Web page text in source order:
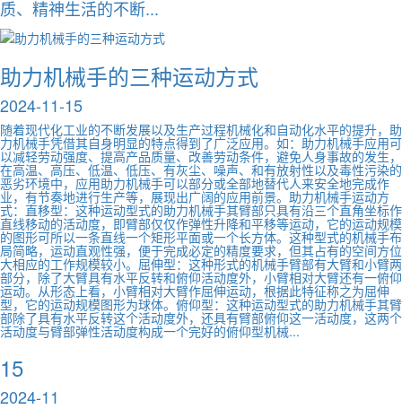
质、精神生活的不断...
助力机械手的三种运动方式
2024-11-15
随着现代化工业的不断发展以及生产过程机械化和自动化水平的提升，助
力机械手凭借其自身明显的特点得到了广泛应用。如：助力机械手应用可
以减轻劳动强度、提高产品质量、改善劳动条件，避免人身事故的发生，
在高温、高压、低温、低压、有灰尘、噪声、和有放射性以及毒性污染的
恶劣环境中，应用助力机械手可以部分或全部地替代人来安全地完成作
业，有节奏地进行生产等，展现出广阔的应用前景。助力机械手运动方
式：直移型：这种运动型式的助力机械手其臂部只具有沿三个直角坐标作
直线移动的活动度，即臂部仅仅作弹性升降和平移等运动，它的运动规模
的图形可所以一条直线一个矩形平面或一个长方体。这种型式的机械手布
局简略，运动直观性强，便于完成必定的精度要求，但其占有的空间方位
大相应的工作规模较小。屈伸型：这种形式的机械手臂部有大臂和小臂两
部分，除了大臂具有水平反转和俯仰活动度外，小臂相对大臂还有一俯仰
运动。从形态上看，小臂相对大臂作屈伸运动，根据此特征称之为屈伸
型，它的运动规模图形为球体。俯仰型：这种运动型式的助力机械手其臂
部除了具有水平反转这个活动度外，还具有臂部俯仰这一活动度，这两个
活动度与臂部弹性活动度构成一个完好的俯仰型机械...
15
2024-11